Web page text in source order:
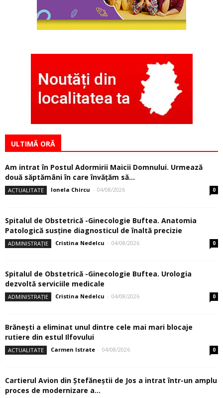
ULTIMĂ ORĂ
Am intrat în Postul Adormirii Maicii Domnului. Urmează
două săptămâni în care învăţăm să...
ACTUALITATE Ionela Chircu - 04/08/2026 0
Spitalul de Obstetrică -Ginecologie Buftea. Anatomia
Patologică susţine diagnosticul de înaltă precizie
ADMINISTRAȚIE Cristina Nedelcu - 04/08/2026 0
Spitalul de Obstetrică -Ginecologie Buftea. Urologia
dezvoltă serviciile medicale
ADMINISTRAȚIE Cristina Nedelcu - 04/08/2026 0
Brănești a eliminat unul dintre cele mai mari blocaje
rutiere din estul Ilfovului
ACTUALITATE Carmen Istrate - 04/08/2026 0
Cartierul Avion din Ştefăneştii de Jos a intrat într-un amplu
proces de modernizare a...